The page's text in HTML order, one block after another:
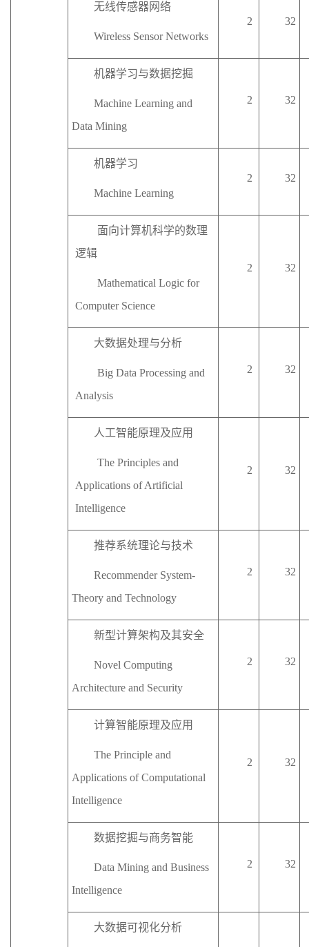
无线传感器网络
Wireless SensorNetworks
2 32
机器学习与数据挖掘
Machine Learning and
Data Mining
2 32
机器学习
Machine Learning
2 32
面向计算机科学的数理
逻辑
Mathematical Logic for
Computer Science
2 32
大数据处理与分析
Big Data Processing and
Analysis
2 32
人工智能原理及应用
The Principles and
Applications of Artificial
Intelligence
2 32
推荐系统理论与技术
Recommender System-
Theory and Technology
2 32
新型计算架构及其安全
Novel Computing
Architecture and Security
2 32
计算智能原理及应用
The Principle and
Applications of Computational
Intelligence
2 32
数据挖掘与商务智能
Data Mining and Business
Intelligence
2 32
大数据可视化分析